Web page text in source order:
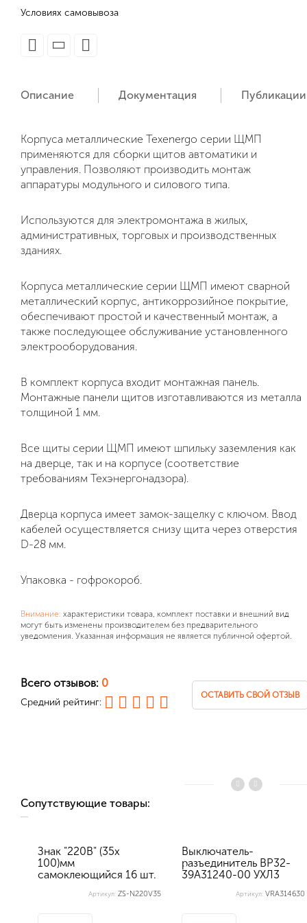
Условиях самовывоза
Описание Документация Публикации
Корпуса металлические Texenergo серии ЩМП
применяются для сборки щитов автоматики и
управления. Позволяют производить монтаж
аппаратуры модульного и силового типа.
Используются для электромонтажа в жилых,
административных, торговых и производственных
зданиях.
Корпуса металлические серии ЩМП имеют сварной
металлический корпус, антикоррозийное покрытие,
обеспечивают простой и качественный монтаж, а
также последующее обслуживание установленного
электрооборудования.
В комплект корпуса входит монтажная панель.
Монтажные панели щитов изготавливаются из металла
толщиной 1 мм.
Все щиты серии ЩМП имеют шпильку заземления как
на дверце, так и на корпусе (соответствие
требованиям Техэнергонадзора).
Дверца корпуса имеет замок-защелку с ключом. Ввод
кабелей осуществляется снизу щита через отверстия
D-28 мм.
Упаковка - гофрокороб.
Внимание: характеристики товара, комплект поставки и внешний вид
могут быть изменены производителем без предварительного
уведомления. Указанная информация не является публичной офертой.
Всего отзывов: 0
Средний рейтинг:
ОСТАВИТЬ СВОЙ ОТЗЫВ
Сопутствующие товары:
Знак "220В" (35х
100)мм
самоклеющийся 16 шт.
Артикул: ZS-N220V35
Выключатель-
разъединитель ВР32-
39А31240-00 УХЛ3
Артикул: VRA314630